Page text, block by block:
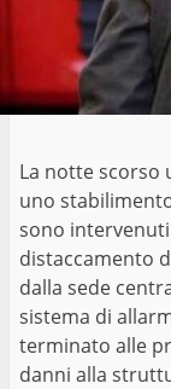
La notte scorso
uno
sono
distaccamento
dalla sede
sistema di
terminato alle
danni alla